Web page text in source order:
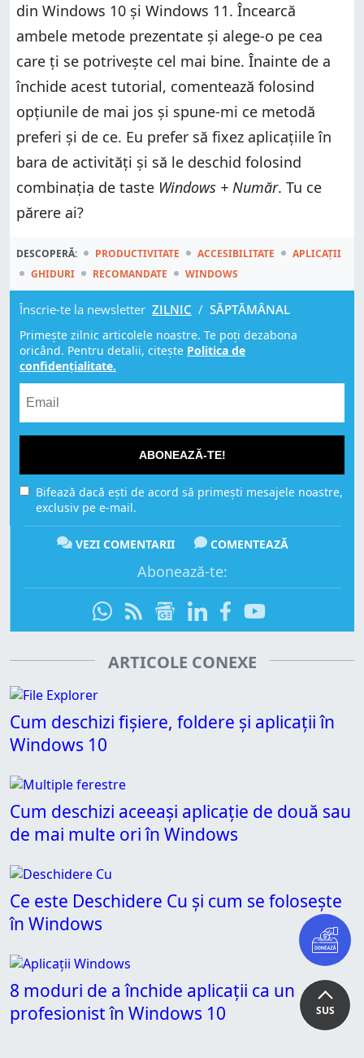
SUS
din Windows 10 și Windows 11. Încearcă
ambele metode prezentate și alege-o pe cea
care ți se potrivește cel mai bine. Înainte de a
închide acest tutorial, comentează folosind
opțiunile de mai jos și spune-mi ce metodă
preferi și de ce. Eu prefer să fixez aplicațiile în
bara de activități și să le deschid folosind
combinația de taste Windows + Număr. Tu ce
părere ai?
DESCOPERĂ: PRODUCTIVITATE ACCESIBILITATE
APLICAȚII
GHIDURI
RECOMANDATE WINDOWS
Înscrie-te la newsletter ZILNIC / SĂPTĂMÂNAL
Primește zilnic articolele noastre. Te poți dezabona
oricând. Pentru detalii, citește Politica de
confidențialitate.
ABONEAZĂ-TE!
Bifează dacă ești de acord să primești mesajele noastre,
exclusiv pe e-mail.
VEZI COMENTARII COMENTEAZĂ
Abonează-te:
ARTICOLE CONEXE
Cum deschizi fișiere, foldere și aplicații în
Windows 10
Cum deschizi aceeași aplicație de două sau
de mai multe ori în Windows
Ce este Deschidere Cu și cum se folosește
în Windows
8 moduri de a închide aplicații ca un
profesionist în Windows 10